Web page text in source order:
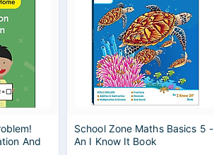
And
School Zone Maths Basics 5 -
An I Know It Book